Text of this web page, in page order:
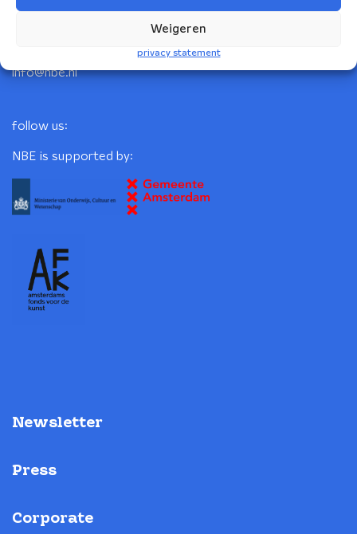
Weigeren
privacy statement
info@nbe.nl
follow us:
NBE is supported by:
Newsletter
Press
Corporate